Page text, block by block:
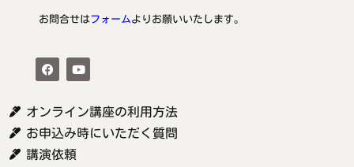
お問合せはフォームよりお願いいたします。
オンライン講座の利用方法
お申込み時にいただく質問
講演依頼